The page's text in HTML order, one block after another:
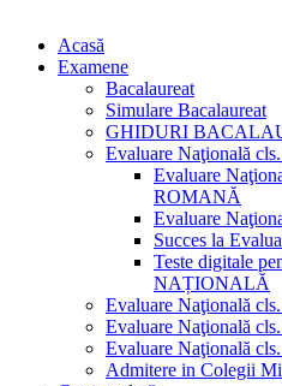
Acasă
Examene
Bacalaureat
Simulare Bacalaureat
GHIDURI
Evaluare Naţională
Evaluare
ROMANĂ
Evaluare
Succes la
Teste digitale
NAȚIONALĂ
Evaluare Naţională
Evaluare Naţională
Evaluare Naţională
Admitere in Colegii